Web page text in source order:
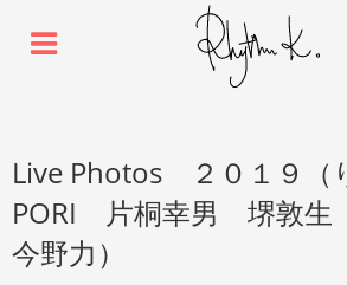
Live Photos ２０１９（
PORI 片桐幸男 堺敦
今野力）